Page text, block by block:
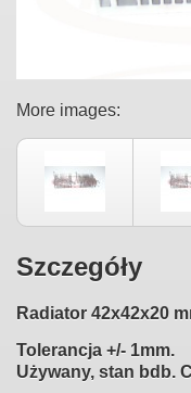
More images:
Szczegóły
Radiator 42x42x20
Tolerancja +/- 1mm.
Używany, stan bdb.